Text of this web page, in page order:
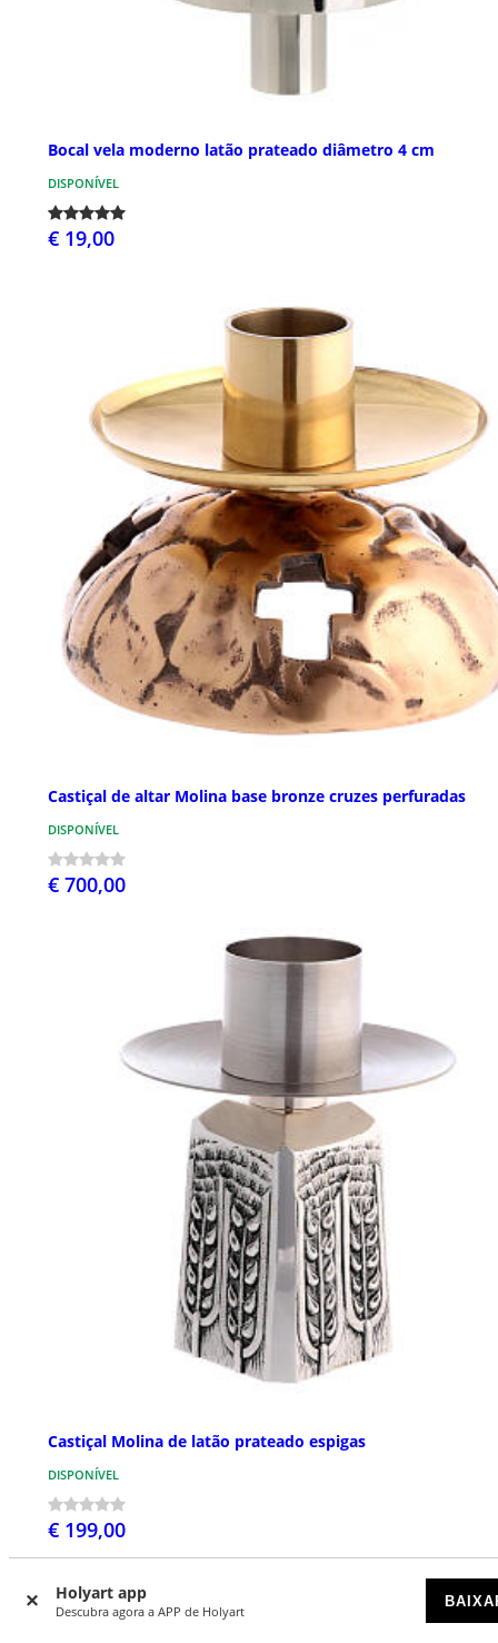
Holyart app
Descubra agora a APP de Holyart
Bocal vela moderno latão prateado diâmetro 4 cm
DISPONÍVEL
€ 19,00
Castiçal de altar Molina base bronze cruzes perfuradas
DISPONÍVEL
€ 700,00
Castiçal Molina de latão prateado espigas
DISPONÍVEL
€ 199,00